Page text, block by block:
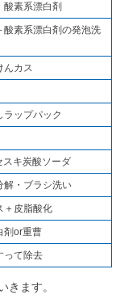
酸素系漂白剤
酸素系漂白剤の発泡洗
んカス
ラップパック
スキ炭酸ソーダ
解・ブラシ洗い
＋皮脂酸化
剤or重曹
って除去
きます。